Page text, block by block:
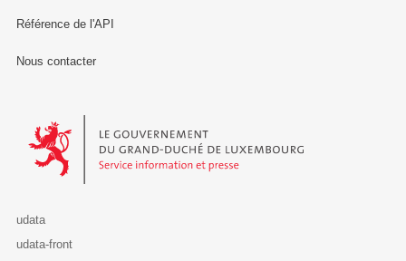
Référence de l'API
Nous contacter
Le Gouvernement du Grand-Duché de Luxembourg - Service
udata
udata-front